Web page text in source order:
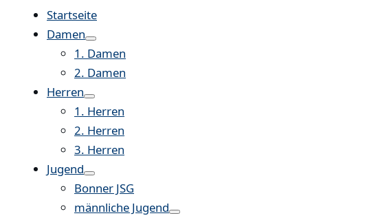
Startseite
Damen
1. Damen
2. Damen
Herren
1. Herren
2. Herren
3. Herren
Jugend
Bonner JSG
männliche Jugend